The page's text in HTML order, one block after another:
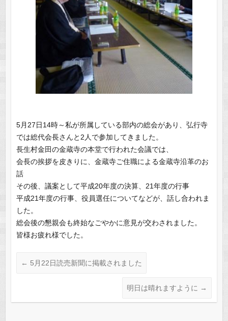
5月27日14時～私が所属している部内の総会があり、弘行寺
では総代会長さんと2人で参加してきました。
長生村金田の金蔵寺の本堂で行われた会議では、
会長の挨拶を皮きりに、金蔵寺ご住職による金蔵寺沿革のお
話
その後、議案として平成20年度の決算、21年度の行事
平成21年度の行事、役員選任についてなどが、話し合われま
した。
総会後の懇親会も終始なごやかに意見が交わされました。
皆様お疲れ様でした。
← 5月22日読売新聞に掲載されました
明日は晴れますように →